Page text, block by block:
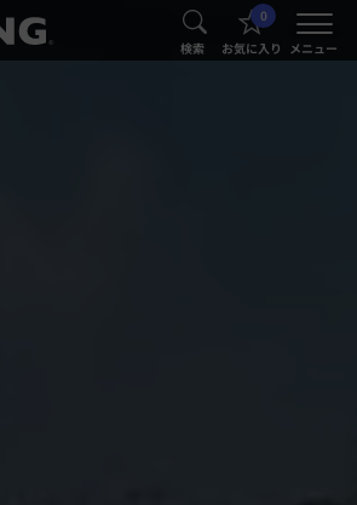
® 検索
0
お気に入り メニュー
®